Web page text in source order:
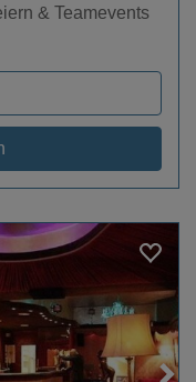
& Teamevents